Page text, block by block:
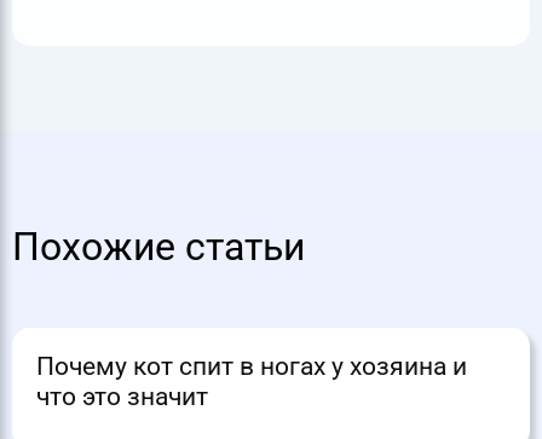
Похожие статьи
Почему кот спит в ногах у хозяина и
что это значит